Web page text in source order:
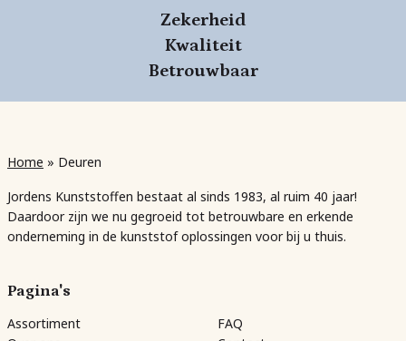
Zekerheid
Kwaliteit
Betrouwbaar
Home » Deuren
Jordens Kunststoffen bestaat al sinds 1983, al ruim 40 jaar!
Daardoor zijn we nu gegroeid tot betrouwbare en erkende
onderneming in de kunststof oplossingen voor bij u thuis.
Pagina's
Assortiment
FAQ